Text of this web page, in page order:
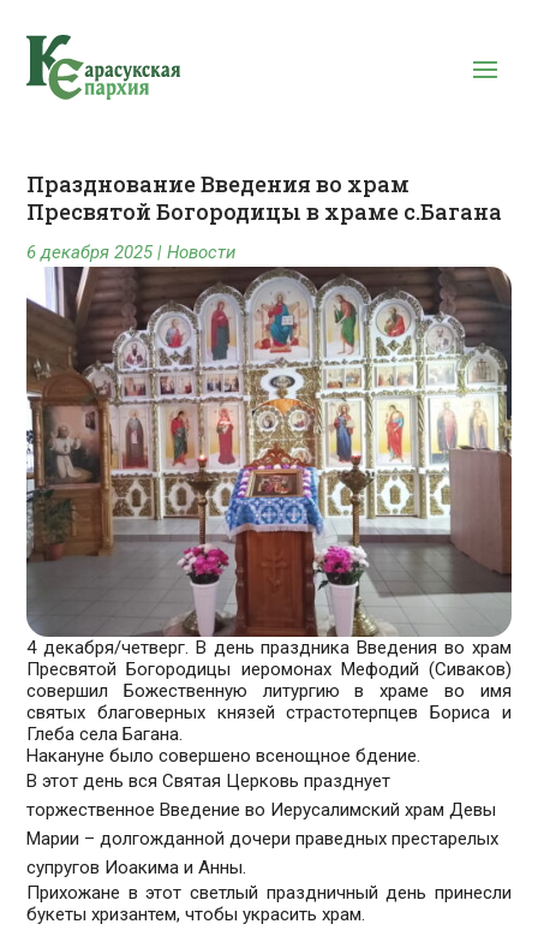
Празднование Введения во храм
Пресвятой Богородицы в храме с.Багана
6 декабря 2025|Новости
4 декабря/четверг. В день праздника Введения во храм
Пресвятой Богородицы иеромонах Мефодий (Сиваков)
совершил Божественную литургию в храме во имя
святых благоверных князей страстотерпцев Бориса и
Глеба села Багана.
Накануне было совершено всенощное бдение.
В этот день вся Святая Церковь празднует
торжественное Введение во Иерусалимский храм Девы
Марии – долгожданной дочери праведных престарелых
супругов Иоакима и Анны.
Прихожане в этот светлый праздничный день принесли
букеты хризантем, чтобы украсить храм.